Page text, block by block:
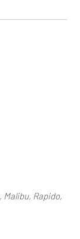
Malibu Rapido